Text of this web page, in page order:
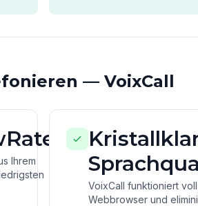
— VoixCall
Ihrem
VoixCall funktioniert
Webbrowser und